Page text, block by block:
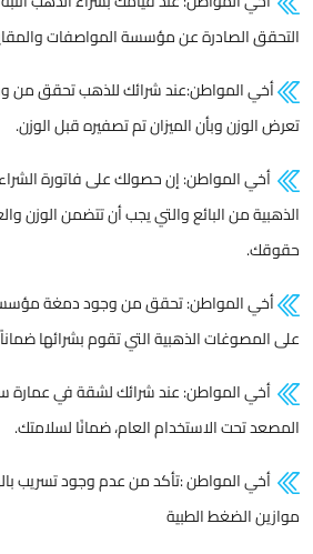
التحقق الصادرة عن مؤسسة المواصفات
أخي المواطن:عند شرائك للذهب تحقق من
تعرض الوزن وبأن الميزان تم تصفيره قبل الوزن.
أخي المواطن: إن حصولك على فاتورة
الذهبية من البائع والتي يجب أن تتضمن الوزن
حقوقك.
أخي المواطن: تحقق من وجود دمغة
على المصوغات الذهبية التي تقوم بشرائها ضماناً
أخي المواطن: عند شرائك لشقة في
المصعد تحت الاستخدام العام، ضمانًا لسلامتك.
أخي المواطن :تأكد من عدم وجود تسريب
موازين الضغط الطبية